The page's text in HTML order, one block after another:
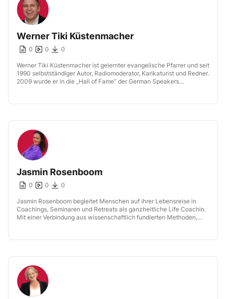
Werner Tiki Küstenmacher
0 0 0
Werner Tiki Küstenmacher ist gelernter evangelische Pfarrer und seit
1990 selbstständiger Autor, Radiomoderator, Karikaturist und Redner.
2009 wurde er in die „Hall of Fame“ der German Speakers
Jasmin Rosenboom
0 0 0
Jasmin Rosenboom begleitet Menschen auf ihrer Lebensreise in
Coachings, Seminaren und Retreats als ganzheitliche Life Coachin.
Mit einer Verbindung aus wissenschaftlich fundierten Methoden,